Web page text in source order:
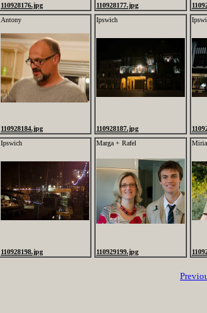
110928176.jpg 110928177.jpg
Antony
110928184.jpg
Ipswich
110928187.jpg
Ipswich
110928198.jpg
Marga + Rafel
110929199.jpg